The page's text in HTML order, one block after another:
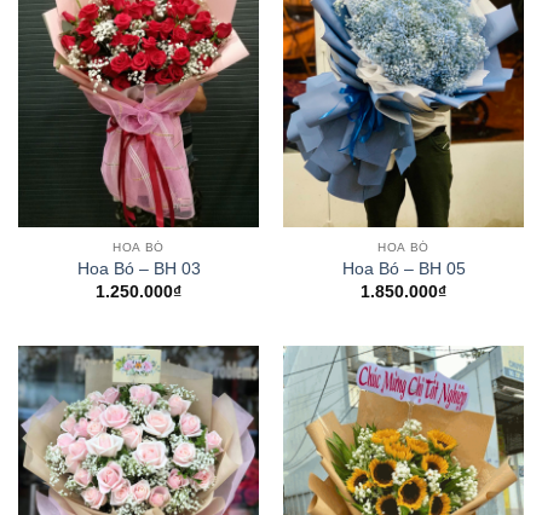
HOA BÓ
Hoa Bó – BH 03
1.250.000₫
HOA BÓ
Hoa Bó – BH 05
1.850.000₫